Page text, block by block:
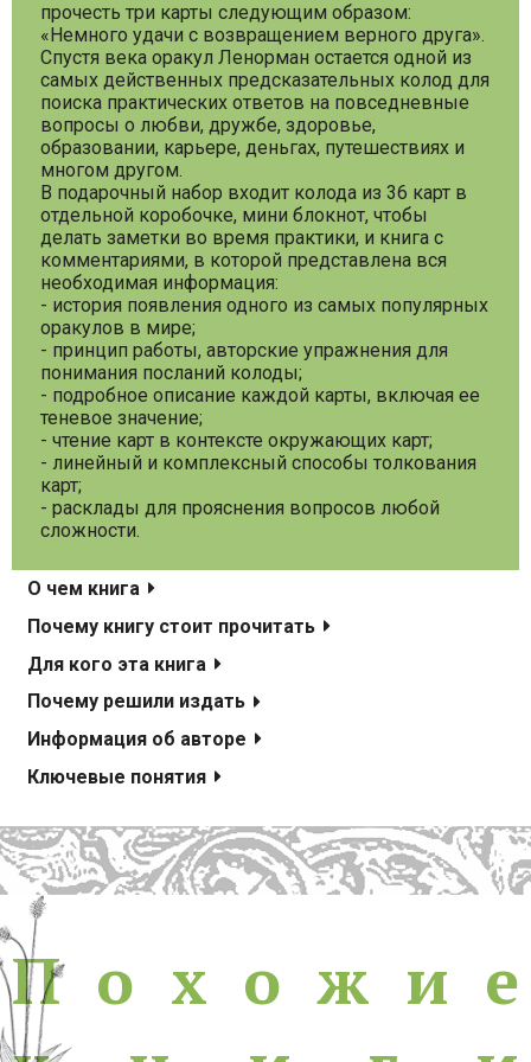
прочесть три карты следующим образом:
«Немного удачи с возвращением верного друга».
Спустя века оракул Ленорман остается одной из
самых действенных предсказательных колод для
поиска практических ответов на повседневные
вопросы о любви, дружбе, здоровье,
образовании, карьере, деньгах, путешествиях и
многом другом.
В подарочный набор входит колода из 36 карт в
отдельной коробочке, мини блокнот, чтобы
делать заметки во время практики, и книга с
комментариями, в которой представлена вся
необходимая информация:
- история появления одного из самых популярных
оракулов в мире;
- принцип работы, авторские упражнения для
понимания посланий колоды;
- подробное описание каждой карты, включая ее
теневое значение;
- чтение карт в контексте окружающих карт;
- линейный и комплексный способы толкования
карт;
- расклады для прояснения вопросов любой
сложности.
О чем книга
Почему книгу стоит прочитать
Для кого эта книга
Почему решили издать
Информация об авторе
Ключевые понятия
Похожие книги
П о х о ж и е